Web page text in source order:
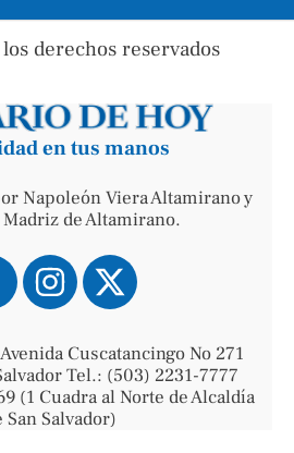
derechos reservados
en tus manos
Napoleón Viera Altamirano y
de Altamirano.
Cuscatancingo No 271
Tel.: (503) 2231-7777
(1 Cuadra al Norte de Alcaldía
San Salvador)